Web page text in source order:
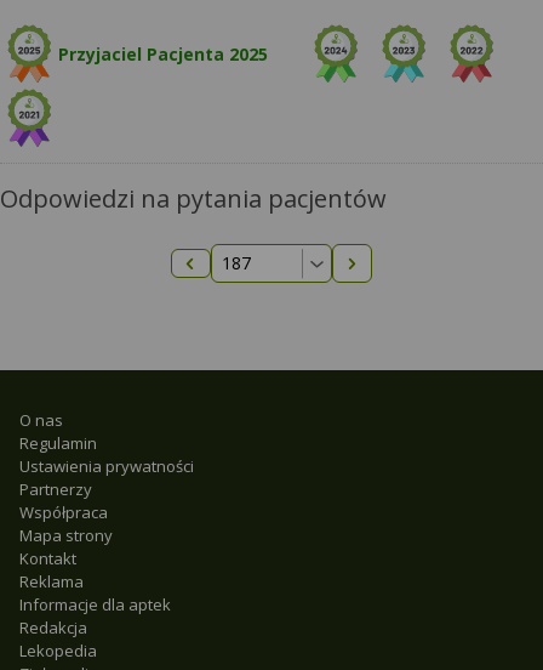
Przyjaciel Pacjenta 2025
Odpowiedzi na pytania pacjentów
Poprzednia strona Następna strona
O nas
Regulamin
Ustawienia prywatności
Partnerzy
Współpraca
Mapa strony
Kontakt
Reklama
Informacje dla aptek
Redakcja
Lekopedia